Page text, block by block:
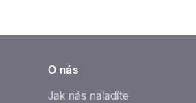
O nás
Jak nás naladíte